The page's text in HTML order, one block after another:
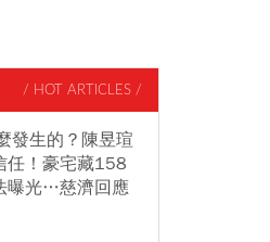
/ HOT ARTICLES /
發生的？陳昱瑄
任！豪宅藏158
曝光…慈濟回應